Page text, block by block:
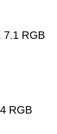
7.1 RGB
RGB